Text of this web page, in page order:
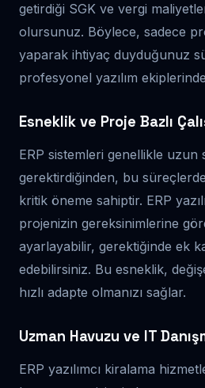
getirdiği SGK ve vergi
olursunuz. Böylece, sadece
yaparak ihtiyaç duyduğunuz
profesyonel yazılım
Esneklik ve Proje Bazlı
ERP sistemleri genellikle
gerektirdiğinden, bu
kritik öneme sahiptir. ERP
projenizin gereksinimlerine
ayarlayabilir, gerektiğinde ek
edebilirsiniz. Bu esneklik,
hızlı adapte olmanızı sağlar.
Uzman Havuzu ve IT
ERP yazılımcı kiralama